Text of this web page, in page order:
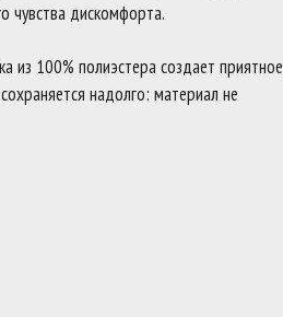
чувства дискомфорта.
из 100% полиэстера создает приятное
надолго: материал не